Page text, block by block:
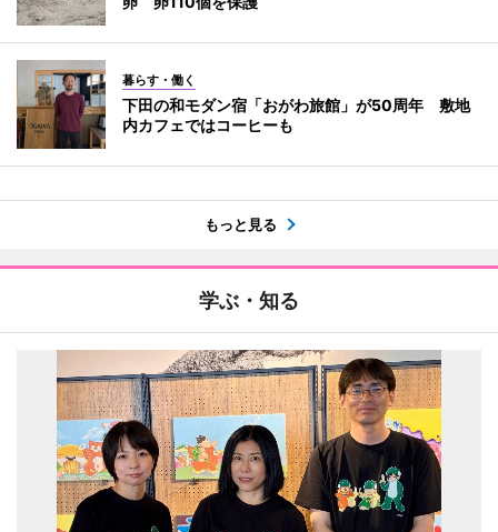
暮らす・働く
下田の和モダン宿「おがわ旅館」が50周年 敷地
内カフェではコーヒーも
もっと見る
学ぶ・知る